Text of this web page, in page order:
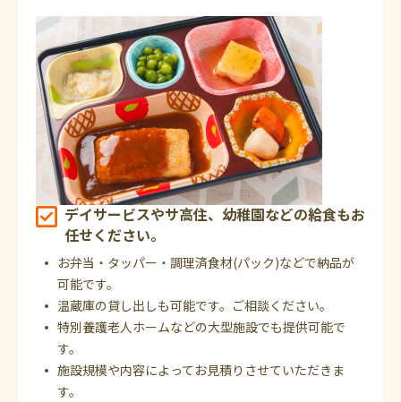
デイサービスやサ高住、幼稚園などの給食もお
任せください。
お弁当・タッパー・調理済食材(パック)などで納品が
可能です。
温蔵庫の貸し出しも可能です。ご相談ください。
特別養護老人ホームなどの大型施設でも提供可能で
す。
施設規模や内容によってお見積りさせていただきま
す。